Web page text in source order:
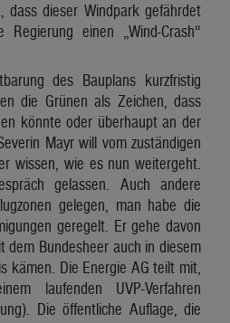
dass dieser Windpark gefährdet
einen „Wind-Crash“
des Bauplans kurzfristig
die Grünen als Zeichen, dass
könnte oder überhaupt an der
Mayr will vom zuständigen
wissen, wie es nun weitergeht.
gelassen. Auch andere
gelegen, man habe die
geregelt. Er gehe davon
dem Bundesheer auch in diesem
kämen. Die Energie AG teilt mit,
laufenden UVP-Verfahren
Die öffentliche Auflage, die